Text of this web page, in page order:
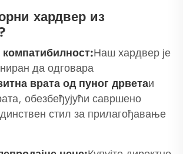
хардвер из
Наш хардвер је
да одговара
врата од пуног дрветаи
обезбеђујући савршено
стил за прилагођавање